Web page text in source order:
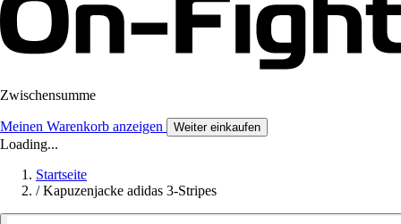
Zwischensumme
Meinen Warenkorb anzeigen Weiter einkaufen
Loading...
Startseite
/ Kapuzenjacke adidas 3-Stripes